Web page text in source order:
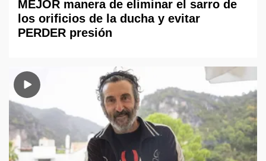
MEJOR manera de eliminar el sarro de
los orificios de la ducha y evitar
PERDER presión